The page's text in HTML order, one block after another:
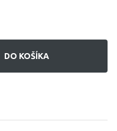
DO KOŠÍKA